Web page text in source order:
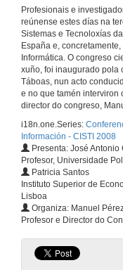
Profesionais e
reúnense estes días na
Sistemas e Tecnoloxías
España e,
Informática. O congreso
xuño, foi inaugurado pola
Táboas, nun acto
e no que tamén interviron
director do congreso,
i18n.one.Series:
Información - CISTI 2008
Presenta: José
Profesor, Universidade
Patricia Santos
Instituto Superior de
Lisboa
Organiza: Manuel
Profesor e Director do